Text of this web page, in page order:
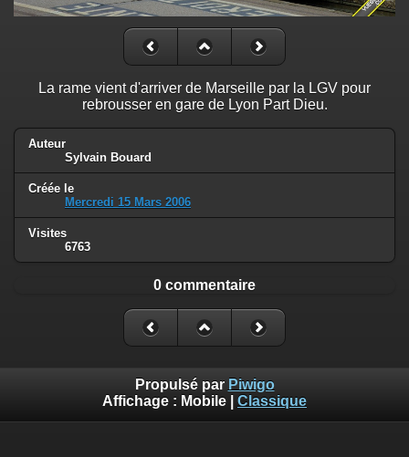
La rame vient d'arriver de Marseille par la LGV pour
rebrousser en gare de Lyon Part Dieu.
Auteur
Sylvain Bouard
Créée le
Mercredi 15 Mars 2006
Visites
6763
0 commentaire
Propulsé par Piwigo
Affichage : Mobile Classique